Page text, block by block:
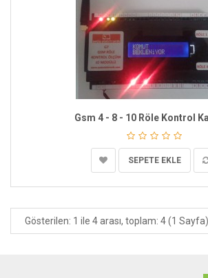
Gsm 4 - 8 - 10 Röle Kontrol
SEPETE EKLE
Gösterilen: 1 ile 4 arası, toplam: 4 (1 Sayfa)